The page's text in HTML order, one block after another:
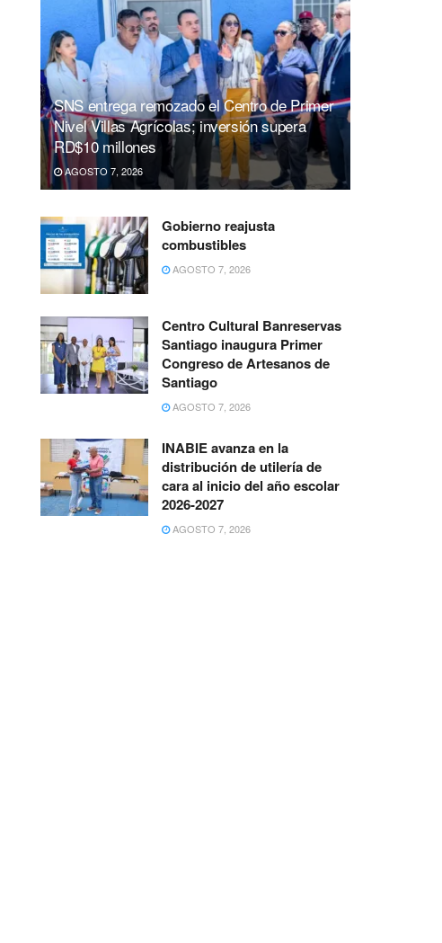
SNS entrega remozado el Centro de Primer
Nivel Villas Agrícolas; inversión supera
RD$10 millones
AGOSTO 7, 2026
Gobierno reajusta
combustibles
AGOSTO 7, 2026
Centro Cultural Banreservas
Santiago inaugura Primer
Congreso de Artesanos de
Santiago
AGOSTO 7, 2026
INABIE avanza en la
distribución de utilería de
cara al inicio del año escolar
2026-2027
AGOSTO 7, 2026